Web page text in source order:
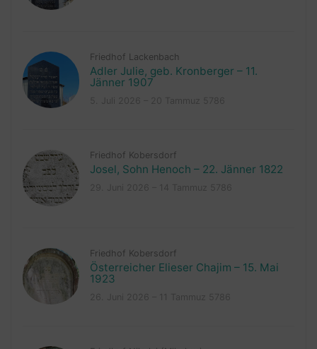
Friedhof Lackenbach
Adler Julie, geb. Kronberger – 11.
Jänner 1907
Friedhof Kobersdorf
Josel, Sohn Henoch – 22. Jänner 1822
Friedhof Kobersdorf
Österreicher Elieser Chajim – 15. Mai
1923